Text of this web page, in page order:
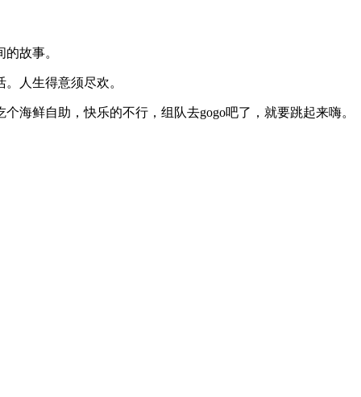
故事。
人生得意须尽欢。
海鲜自助，快乐的不行，组队去gogo吧了，就要跳起来嗨。